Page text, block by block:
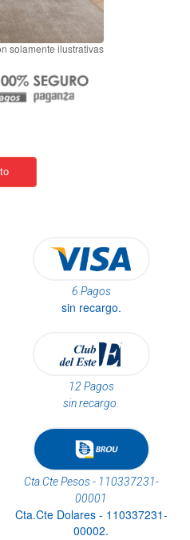
6 Pagos
sin recargo.
12 Pagos
sin recargo.
Cta.Cte Pesos - 110337231-
00001
Cta.Cte Dolares - 110337231-
00002.